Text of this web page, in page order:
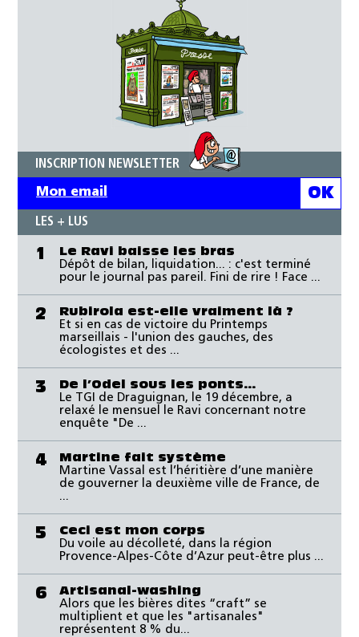
INSCRIPTION NEWSLETTER
LES + LUS
1
Le Ravi baisse les bras
Dépôt de bilan, liquidation... : c'est terminé
pour le journal pas pareil. Fini de rire ! Face ...
2
Rubirola est-elle vraiment là ?
Et si en cas de victoire du Printemps
marseillais - l'union des gauches, des
écologistes et des ...
3
De l’Odel sous les ponts…
Le TGI de Draguignan, le 19 décembre, a
relaxé le mensuel le Ravi concernant notre
enquête "De ...
4
Martine fait système
Martine Vassal est l’héritière d’une manière
de gouverner la deuxième ville de France, de
...
5
Ceci est mon corps
Du voile au décolleté, dans la région
Provence-Alpes-Côte d’Azur peut-être plus ...
6
Artisanal-washing
Alors que les bières dites “craft” se
multiplient et que les "artisanales"
représentent 8 % du...